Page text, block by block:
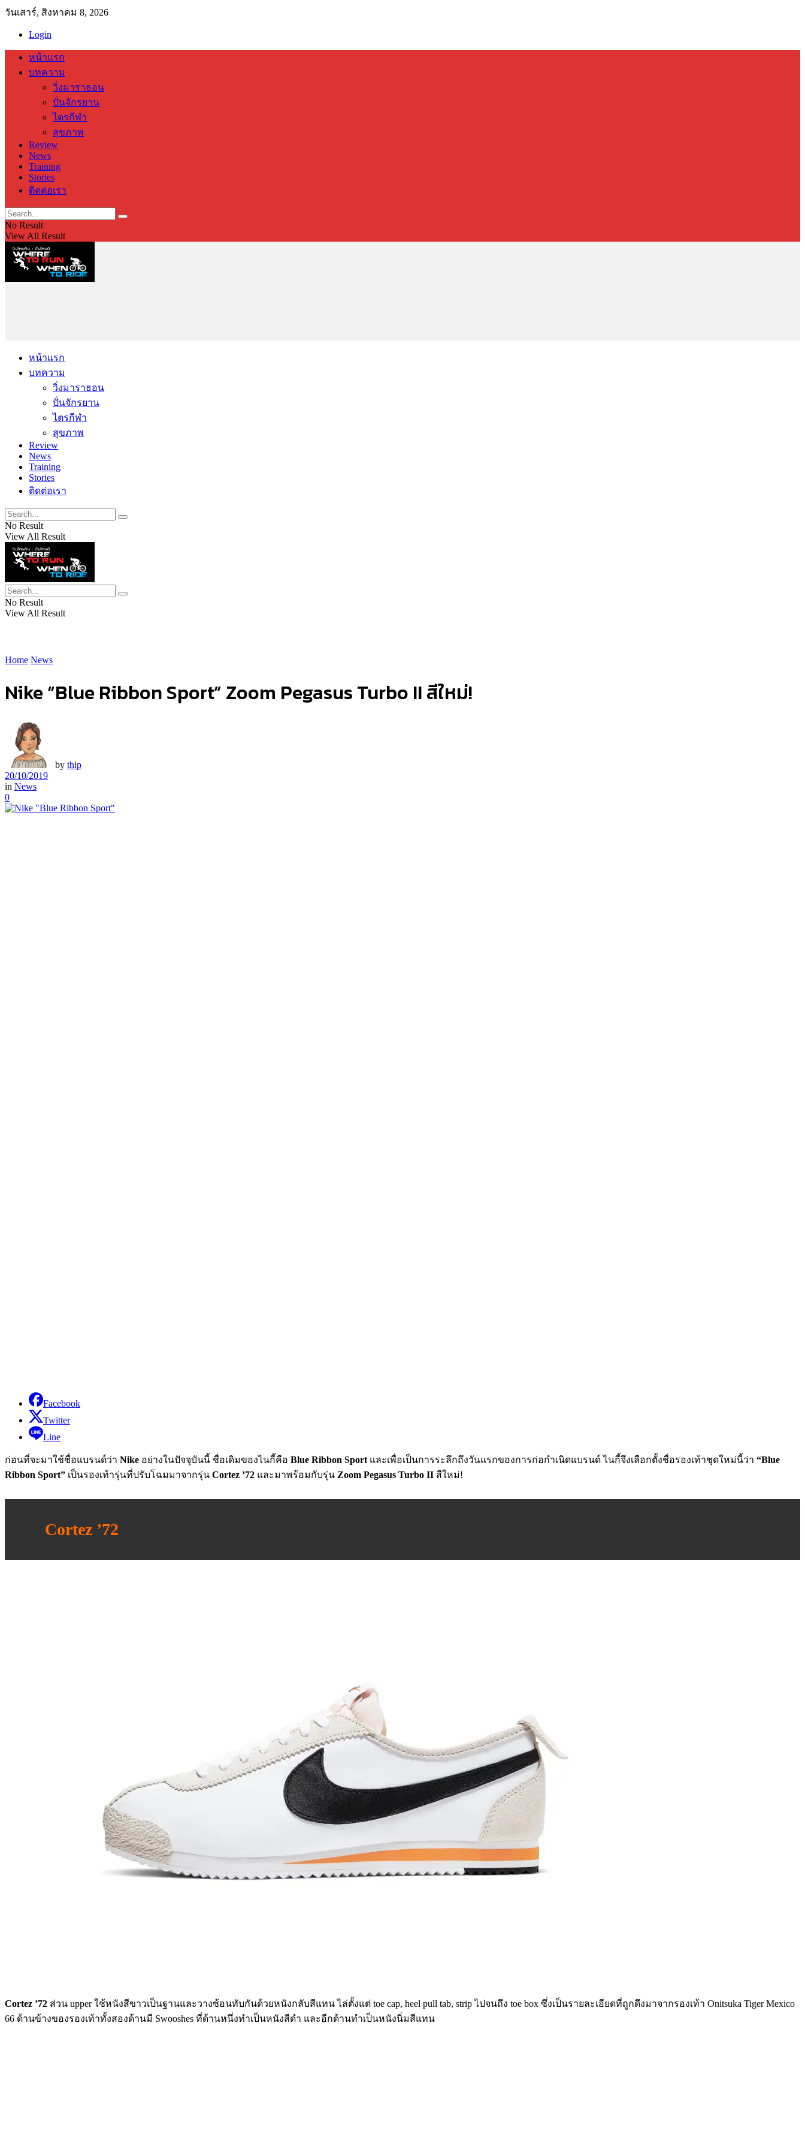
วันเสาร์, สิงหาคม 8, 2026
Login
หน้าแรก
บทความ
วิ่งมาราธอน
ปั่นจักรยาน
ไตรกีฬา
สุขภาพ
Review
News
Training
Stories
ติดต่อเรา
No Result
View All Result
หน้าแรก
บทความ
วิ่งมาราธอน
ปั่นจักรยาน
ไตรกีฬา
สุขภาพ
Review
News
Training
Stories
ติดต่อเรา
No Result
View All Result
No Result
View All Result
Home News
Nike “Blue Ribbon Sport” Zoom Pegasus Turbo II สีใหม่!
by thip
20/10/2019
in News
0
Facebook
Twitter
Line
ก่อนที่จะมาใช้ชื่อแบรนด์ว่า Nike อย่างในปัจจุบันนี้ ชื่อเดิมของไนกี้คือ Blue Ribbon Sport และเพื่อเป็นการระลึกถึงวันแรกของการก่อกำเนิดแบรนด์ ไนกี้จึงเลือกตั้งชื่อรองเท้าชุดใหม่นี้ว่า “Blue
Ribbon Sport” เป็นรองเท้ารุ่นที่ปรับโฉมมาจากรุ่น Cortez ’72 และมาพร้อมกับรุ่น Zoom Pegasus Turbo II สีใหม่!
Cortez ’72
Cortez ’72 ส่วน upper ใช้หนังสีขาวเป็นฐานและวางซ้อนทับกันด้วยหนังกลับสีแทน ไล่ตั้งแต่ toe cap, heel pull tab, strip ไปจนถึง toe box ซึ่งเป็นรายละเอียดที่ถูกดึงมาจากรองเท้า Onitsuka Tiger Mexico
66 ด้านข้างของรองเท้าทั้งสองด้านมี Swooshes ที่ด้านหนึ่งทำเป็นหนังสีดำ และอีกด้านทำเป็นหนังนิ่มสีแทน